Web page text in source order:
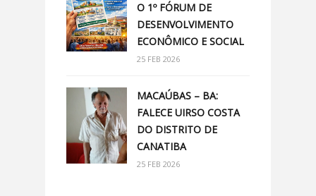
O 1º FÓRUM DE
DESENVOLVIMENTO
ECONÔMICO E SOCIAL
25 FEB 2026
MACAÚBAS – BA:
FALECE UIRSO COSTA
DO DISTRITO DE
CANATIBA
25 FEB 2026